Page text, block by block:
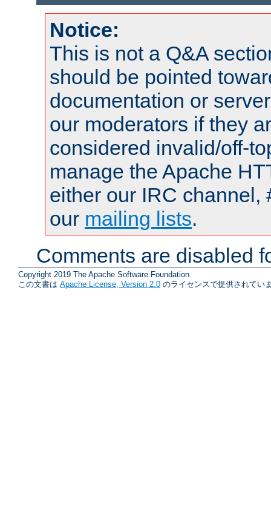
Notice:
This is not a Q&A
should be pointed
documentation or
our moderators if they
considered invalid/off-
manage the Apache
either our IRC channel,
our mailing lists.
Comments are disabled
Copyright 2019 The Apache Software Foundation.
この文書は Apache License, Version 2.0 のライセンスで提供されてい